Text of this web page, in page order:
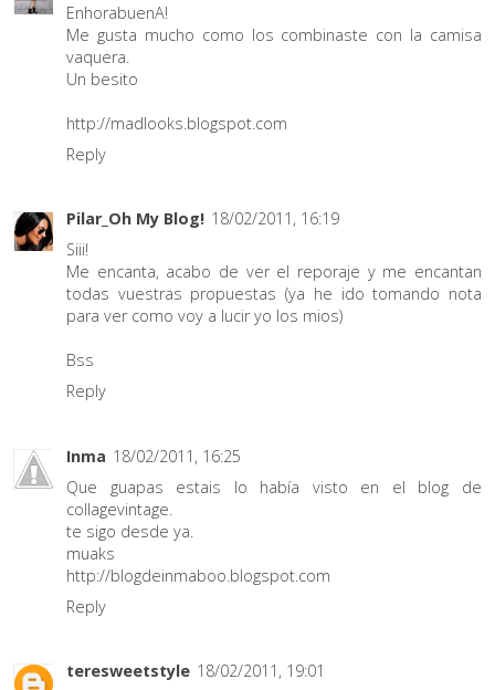
EnhorabuenA!
Me gusta mucho como los combinaste con la camisa
vaquera.
Un besito
http://madlooks.blogspot.com
Reply
Pilar_Oh My Blog! 18/02/2011, 16:19
Siii!
Me encanta, acabo de ver el reporaje y me encantan
todas vuestras propuestas (ya he ido tomando nota
para ver como voy a lucir yo los mios)
Bss
Reply
Inma 18/02/2011, 16:25
Que guapas estais lo había visto en el blog de
collagevintage.
te sigo desde ya.
muaks
http://blogdeinmaboo.blogspot.com
Reply
teresweetstyle 18/02/2011, 19:01